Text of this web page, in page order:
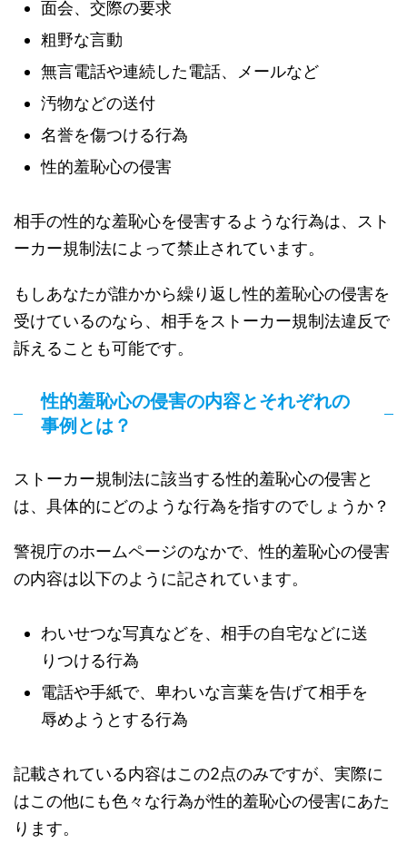
面会、交際の要求
粗野な言動
無言電話や連続した電話、メールなど
汚物などの送付
名誉を傷つける行為
性的羞恥心の侵害
相手の性的な羞恥心を侵害するような行為は、スト
ーカー規制法によって禁止されています。
もしあなたが誰かから繰り返し性的羞恥心の侵害を
受けているのなら、相手をストーカー規制法違反で
訴えることも可能です。
性的羞恥心の侵害の内容とそれぞれの
事例とは？
ストーカー規制法に該当する性的羞恥心の侵害と
は、具体的にどのような行為を指すのでしょうか？
警視庁のホームページのなかで、性的羞恥心の侵害
の内容は以下のように記されています。
わいせつな写真などを、相手の自宅などに送
りつける行為
電話や手紙で、卑わいな言葉を告げて相手を
辱めようとする行為
記載されている内容はこの2点のみですが、実際に
はこの他にも色々な行為が性的羞恥心の侵害にあた
ります。